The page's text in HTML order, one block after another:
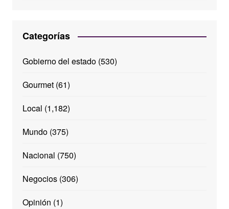
Categorías
Gobierno del estado(530)
Gourmet(61)
Local (1,182)
Mundo(375)
Nacional (750)
Negocios(306)
Opinión (1)